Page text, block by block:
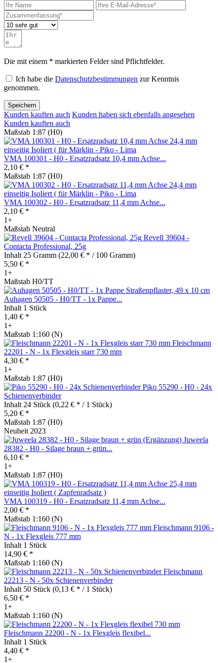
Die mit einem * markierten Felder sind Pflichtfelder.
Ich habe die Datenschutzbestimmungen zur Kenntnis
genommen.
Speichern
Kunden kauften auch Kunden haben sich ebenfalls angesehen
Kunden kauften auch
Maßstab 1:87 (H0)
VMA 100301 - H0 - Ersatzradsatz 10,4 mm Achse...
2,10 € *
Maßstab 1:87 (H0)
VMA 100302 - H0 - Ersatzradsatz 11,4 mm Achse...
2,10 € *
1+
Maßstab Neutral
Revell 39604 -
Contacta Professional, 25g
Inhalt 25 Gramm (22,00 € * / 100 Gramm)
5,50 € *
1+
Maßstab H0/TT
Auhagen 50505 - H0/TT - 1x Pappe...
Inhalt 1 Stück
1,40 € *
1+
Maßstab 1:160 (N)
Fleischmann
22201 - N - 1x Flexgleis starr 730 mm
4,30 € *
1+
Maßstab 1:87 (H0)
Piko 55290 - H0 - 24x
Schienenverbinder
Inhalt 24 Stück (0,22 € * / 1 Stück)
5,20 € *
Maßstab 1:87 (H0)
Neuheit 2023
Juweela
28382 - H0 - Silage braun + grün...
6,10 € *
1+
Maßstab 1:87 (H0)
VMA 100319 - H0 - Ersatzradsatz 11,4 mm Achse...
2,00 € *
Maßstab 1:160 (N)
Fleischmann 9106 -
N - 1x Flexgleis 777 mm
Inhalt 1 Stück
14,90 € *
Maßstab 1:160 (N)
Fleischmann
22213 - N - 50x Schienenverbinder
Inhalt 50 Stück (0,13 € * / 1 Stück)
6,50 € *
1+
Maßstab 1:160 (N)
Fleischmann 22200 - N - 1x Flexgleis flexibel...
Inhalt 1 Stück
4,40 € *
1+